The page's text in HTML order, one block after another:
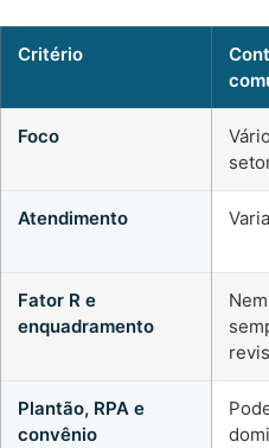
Critério
Foco
Atendimento Varia
Fator R e
enquadramento
Nem
Plantão, RPA e
convênio